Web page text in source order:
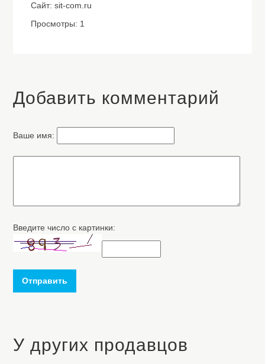
Сайт: sit-com.ru
Просмотры: 1
Добавить комментарий
Ваше имя:
Введите число с картинки:
Отправить
У других продавцов